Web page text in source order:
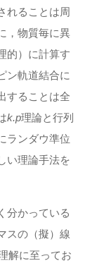
れることは周
，物質毎に異
的）に計算す
ン軌道結合に
することは全
k.p理論と行列
ランダウ準位
い理論手法を
分かっている
スの（擬）線
解に至ってお